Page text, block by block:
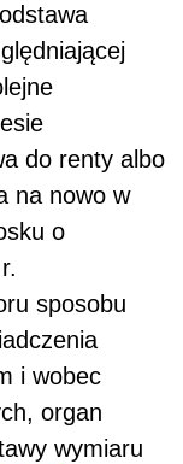
do renty albo
na nowo w
o
sposobu
i wobec
organ
wymiaru